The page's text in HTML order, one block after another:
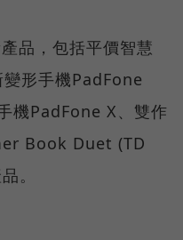
品，包括平價智慧
形手機PadFone
機PadFone X、雙作
Book Duet (TD
。